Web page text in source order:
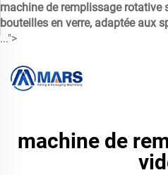
machine de remplissage rotative
bouteilles en verre, adaptée aux
...">
machine de